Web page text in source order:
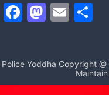
F
e
b
M
o
d
E
l
e
Police Yoddha Copyright @